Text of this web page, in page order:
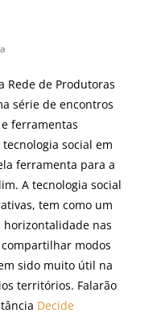
Rede de Produtoras
série de encontros
ferramentas
social em
ferramenta para a
A tecnologia social
tem como um
horizontalidade nas
modos
sido muito útil na
territórios. Falarão
Decide